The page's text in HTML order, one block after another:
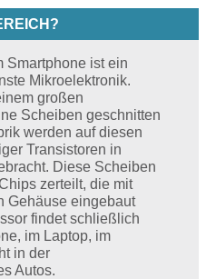
Smartphone ist ein
Mikroelektronik.
großen
Scheiben geschnitten
werden auf diesen
Transistoren in
Diese Scheiben
zerteilt, die mit
Gehäuse eingebaut
findet schließlich
im Laptop, im
in der
Autos.